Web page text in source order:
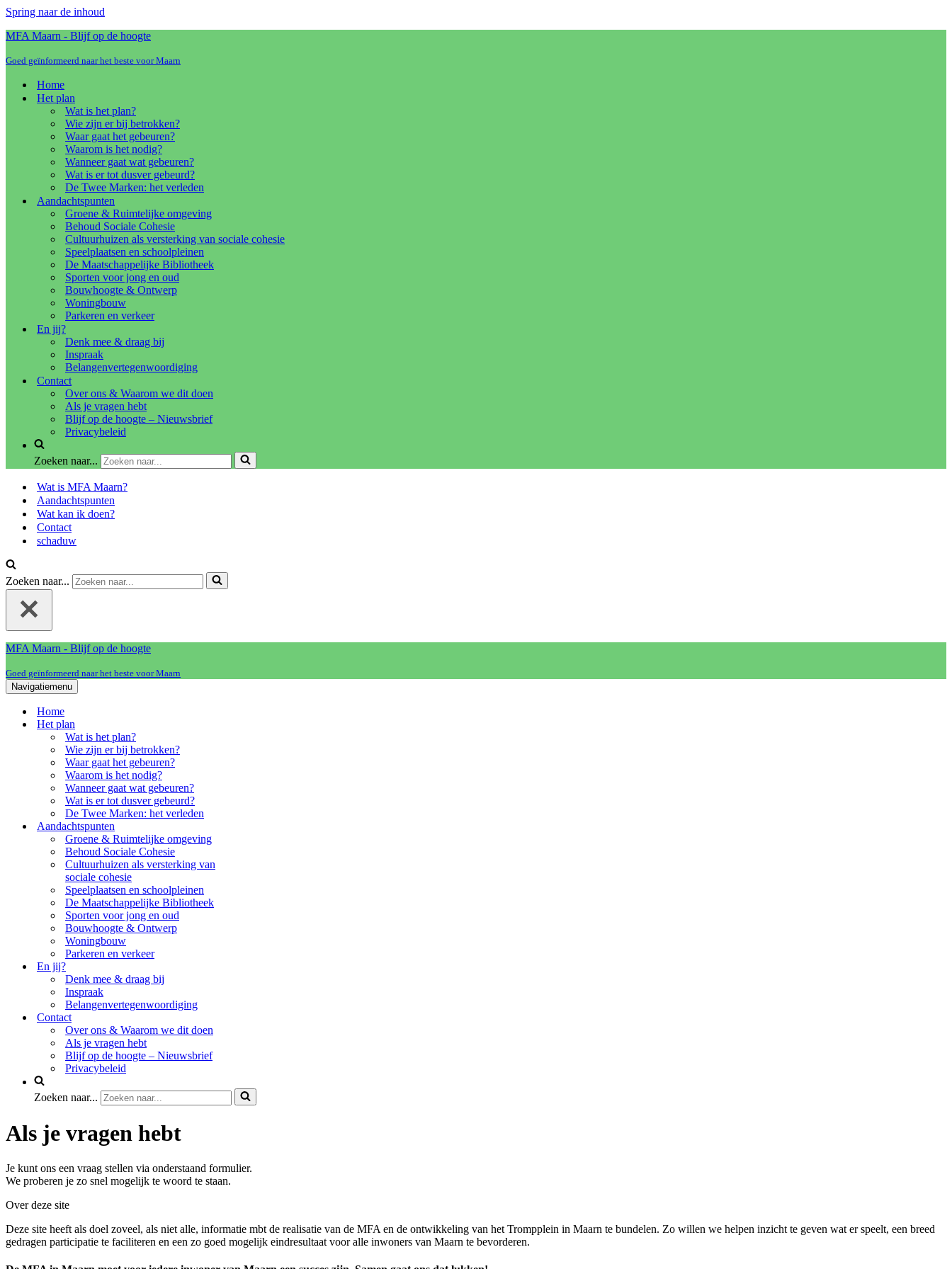
Spring naar de inhoud
MFA Maarn - Blijf op de hoogte
Goed geïnformeerd naar het beste voor Maarn
Home
Het plan
Wat is het plan?
Wie zijn er bij betrokken?
Waar gaat het gebeuren?
Waarom is het nodig?
Wanneer gaat wat gebeuren?
Wat is er tot dusver gebeurd?
De Twee Marken: het verleden
Aandachtspunten
Groene & Ruimtelijke omgeving
Behoud Sociale Cohesie
Cultuurhuizen als versterking van sociale cohesie
Speelplaatsen en schoolpleinen
De Maatschappelijke Bibliotheek
Sporten voor jong en oud
Bouwhoogte & Ontwerp
Woningbouw
Parkeren en verkeer
En jij?
Denk mee & draag bij
Inspraak
Belangenvertegenwoordiging
Contact
Over ons & Waarom we dit doen
Als je vragen hebt
Blijf op de hoogte – Nieuwsbrief
Privacybeleid
Zoeken naar...
Wat is MFA Maarn?
Aandachtspunten
Wat kan ik doen?
Contact
schaduw
Zoeken naar...
MFA Maarn - Blijf op de hoogte
Goed geïnformeerd naar het beste voor Maarn
Navigatiemenu
Home
Het plan
Wat is het plan?
Wie zijn er bij betrokken?
Waar gaat het gebeuren?
Waarom is het nodig?
Wanneer gaat wat gebeuren?
Wat is er tot dusver gebeurd?
De Twee Marken: het verleden
Aandachtspunten
Groene & Ruimtelijke omgeving
Behoud Sociale Cohesie
Cultuurhuizen als versterking van
sociale cohesie
Speelplaatsen en schoolpleinen
De Maatschappelijke Bibliotheek
Sporten voor jong en oud
Bouwhoogte & Ontwerp
Woningbouw
Parkeren en verkeer
En jij?
Denk mee & draag bij
Inspraak
Belangenvertegenwoordiging
Contact
Over ons & Waarom we dit doen
Als je vragen hebt
Blijf op de hoogte – Nieuwsbrief
Privacybeleid
Zoeken naar...
Als je vragen hebt
Je kunt ons een vraag stellen via onderstaand formulier.
We proberen je zo snel mogelijk te woord te staan.
Over deze site
Deze site heeft als doel zoveel, als niet alle, informatie mbt de realisatie van de MFA en de ontwikkeling van het Trompplein in Maarn te bundelen. Zo willen we helpen inzicht te geven wat er speelt, een breed
gedragen participatie te faciliteren en een zo goed mogelijk eindresultaat voor alle inwoners van Maarn te bevorderen.